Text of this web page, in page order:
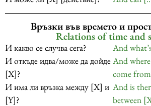
Връзки във времето и
Relations of time and
И какво се случва сега?
And
И откъде идва/може да дойде
[X]?
And
come
И има ли връзка между [X] и
[Y]?
And is
between